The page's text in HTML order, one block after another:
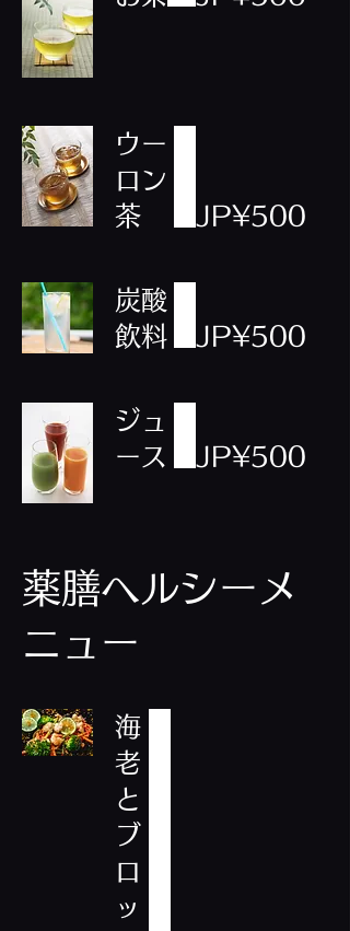
ウー
ロン
茶
JP¥500
炭酸
飲料
JP¥500
ジュ
ース
JP¥500
薬膳ヘルシーメ
ニュー
海
老
と
ブ
ロ
ッ